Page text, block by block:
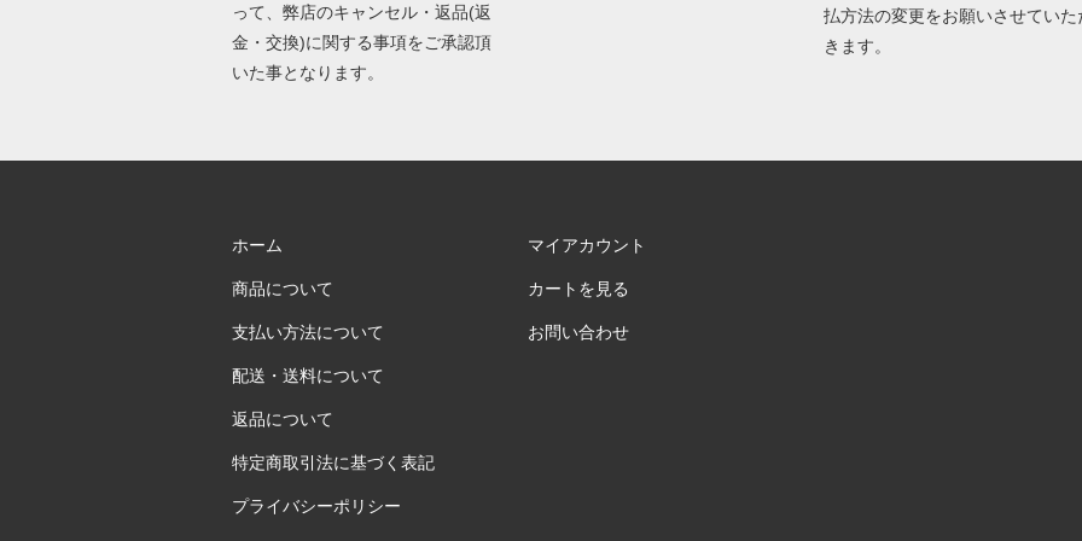
って、弊店のキャンセル・返品(返
金・交換)に関する事項をご承認頂
いた事となります。
払方法の変更をお願いさせていた
きます。
ホーム
商品について
支払い方法について
配送・送料について
返品について
特定商取引法に基づく表記
プライバシーポリシー
マイアカウント
カートを見る
お問い合わせ